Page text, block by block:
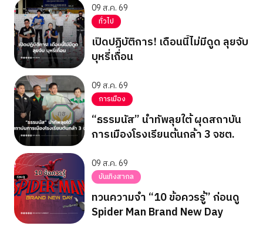
09 ส.ค. 69
ทั่วไป
เปิดปฏิบัติการ! เดือนนี้ไม่มีดูด ลุยจับ
บุหรี่เถื่อน
09 ส.ค. 69
การเมือง
“ธรรมนัส” นำทัพลุยใต้ ผุดสถาบัน
การเมืองโรงเรียนต้นกล้า 3 จชต.
09 ส.ค. 69
บันเทิงสากล
ทวนความจำ “10 ข้อควรรู้” ก่อนดู
Spider Man Brand New Day